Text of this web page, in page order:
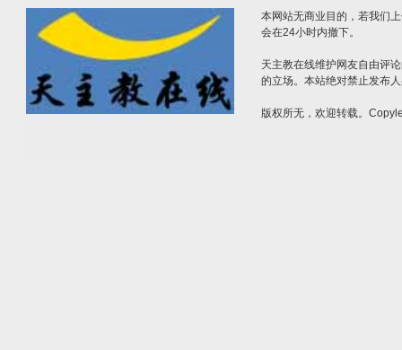
本网站无商业目的，若我们
会在24小时内撤下。
天主教在线维护网友自由评
的立场。本站绝对禁止发布
版权所无，欢迎转载。